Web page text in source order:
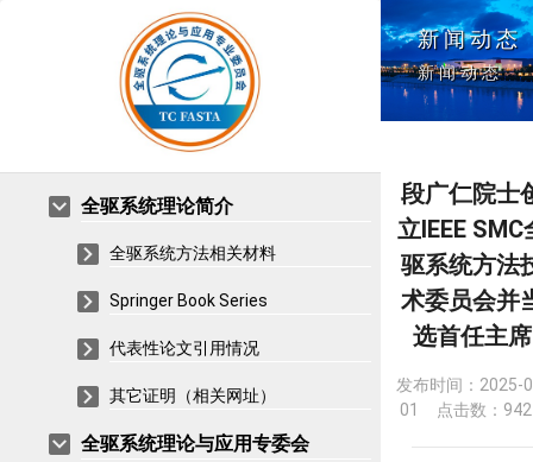
全驱系统理论简介
全驱系统方法相关材料
Springer Book Series
代表性论文引用情况
其它证明（相关网址）
全驱系统理论与应用专委会
新闻动态
新闻动态
段广仁院士
立IEEE SMC
驱系统方法
术委员会并
选首任主席
发布时间： 2025-
01
点击数：942